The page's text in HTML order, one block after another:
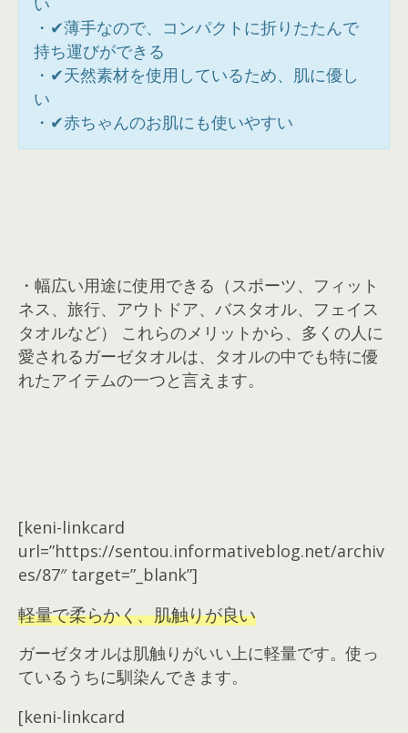
・✔薄手なので、コンパクトに折りたたんで
持ち運びができる
・✔天然素材を使用しているため、肌に優し
い
・✔赤ちゃんのお肌にも使いやすい
・幅広い用途に使用できる（スポーツ、フィット
ネス、旅行、アウトドア、バスタオル、フェイス
タオルなど） これらのメリットから、多くの人に
愛されるガーゼタオルは、タオルの中でも特に優
れたアイテムの一つと言えます。
[keni-linkcard
url=”https://sentou.informativeblog.net/archiv
es/87″ target=”_blank”]
軽量で柔らかく、肌触りが良い
ガーゼタオルは肌触りがいい上に軽量です。使っ
ているうちに馴染んできます。
[keni-linkcard